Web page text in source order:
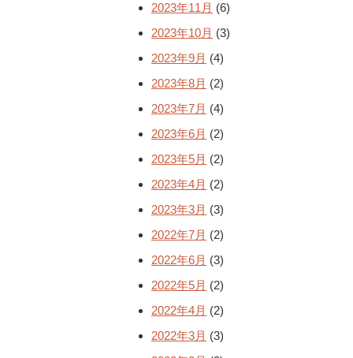
2023年11月 (6)
2023年10月 (3)
2023年9月 (4)
2023年8月 (2)
2023年7月 (4)
2023年6月 (2)
2023年5月 (2)
2023年4月 (2)
2023年3月 (3)
2022年7月 (2)
2022年6月 (3)
2022年5月 (2)
2022年4月 (2)
2022年3月 (3)